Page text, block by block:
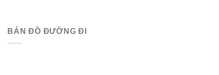
BẢN ĐỒ ĐƯỜNG ĐI